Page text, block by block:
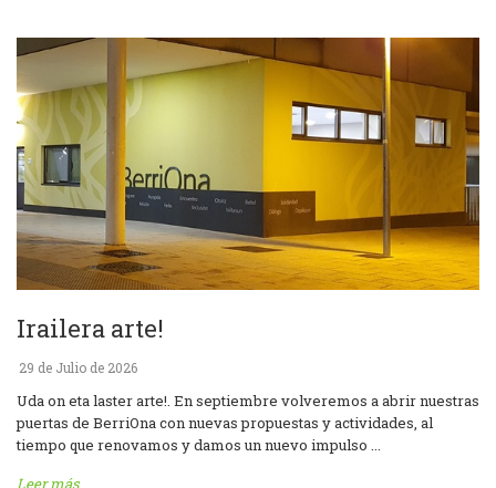
Irailera arte!
29 de Julio de 2026
Uda on eta laster arte!. En septiembre volveremos a abrir nuestras
puertas de BerriOna con nuevas propuestas y actividades, al
tiempo que renovamos y damos un nuevo impulso ...
Leer más